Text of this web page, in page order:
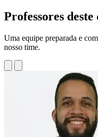
Professores deste
Uma equipe preparada e
nosso time.